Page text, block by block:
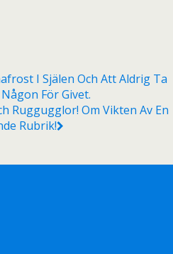
I Själen Och Att Aldrig Ta
För Givet.
Ruggugglor! Om Vikten Av En
Rubrik!